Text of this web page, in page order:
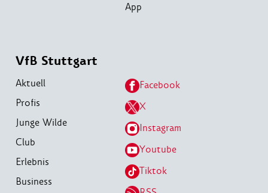
App
VfB Stuttgart
Aktuell
Profis
Junge Wilde
Club
Erlebnis
Business
Facebook
X
Instagram
Youtube
Tiktok